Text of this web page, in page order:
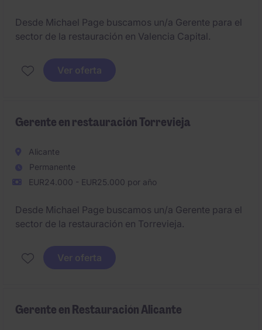
Desde Michael Page buscamos un/a Gerente para el
sector de la restauración en Valencia Capital.
Ver oferta
Gerente en restauración Torrevieja
Alicante
Permanente
EUR24.000 - EUR25.000 por año
Desde Michael Page buscamos un/a Gerente para el
sector de la restauración en Torrevieja.
Ver oferta
Gerente en Restauración Alicante